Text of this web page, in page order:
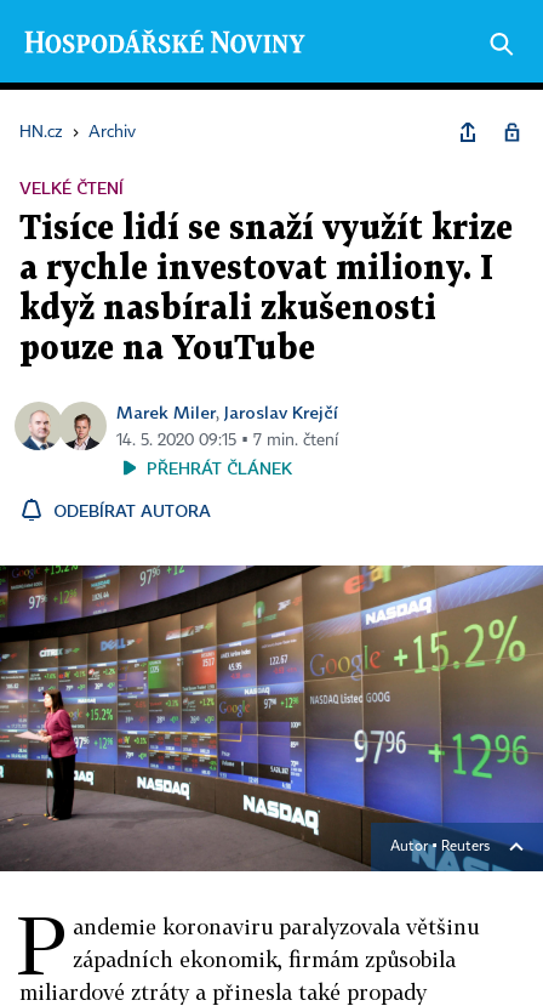
HN.cz › Archiv
VELKÉ ČTENÍ
Tisíce lidí se snaží využít krize
a rychle investovat miliony. I
když nasbírali zkušenosti
pouze na YouTube
Marek Miler, Jaroslav Krejčí
14. 5. 2020 09:15 ▪ 7 min. čtení
PŘEHRÁT ČLÁNEK
ODEBÍRAT AUTORA
Autor ▪ Reuters
P andemie koronaviru paralyzovala většinu
západních ekonomik, firmám způsobila
miliardové ztráty a přinesla také propady